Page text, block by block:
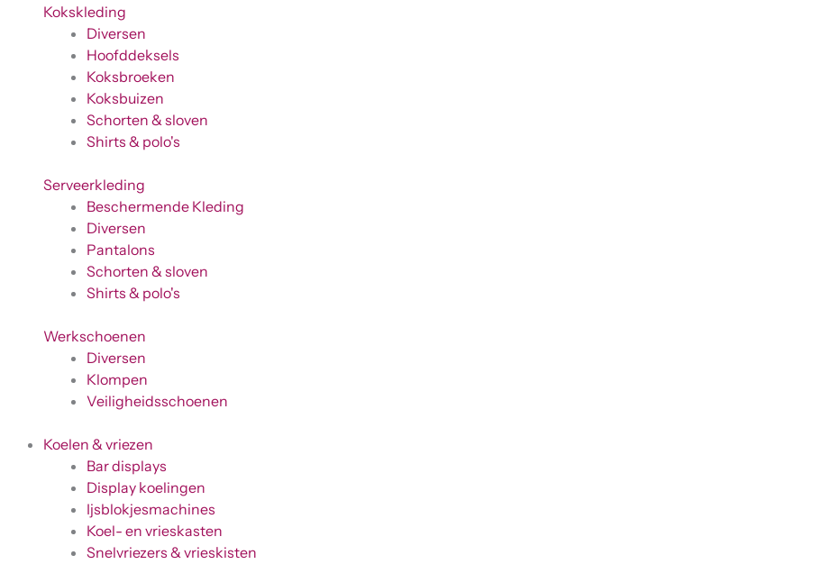
Kokskleding
Diversen
Hoofddeksels
Koksbroeken
Koksbuizen
Schorten & sloven
Shirts & polo's
Serveerkleding
Beschermende Kleding
Diversen
Pantalons
Schorten & sloven
Shirts & polo's
Werkschoenen
Diversen
Klompen
Veiligheidsschoenen
Koelen & vriezen
Bar displays
Display koelingen
Ijsblokjesmachines
Koel- en vrieskasten
Snelvriezers & vrieskisten